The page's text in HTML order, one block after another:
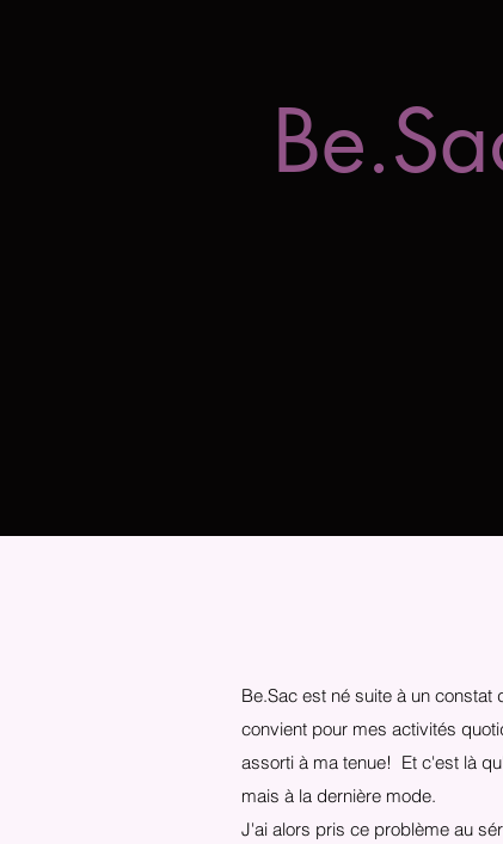
Be.Sac est né suite à un
convient pour mes activités
assorti à ma tenue! Et c'est là
mais à la dernière mode.
J'ai alors pris ce problème au